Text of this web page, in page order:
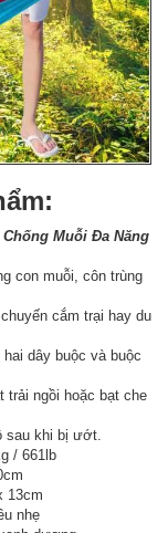
Muỗi Đa Năng
con muỗi, côn trùng
cắm trại hay du
dây buộc và buộc
trải ngồi hoặc bạt che
sau khi bị ướt.
/ 661lb
13cm
nhẹ